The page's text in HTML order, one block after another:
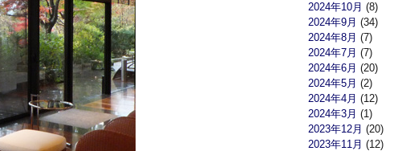
2024年10月 (8)
2024年9月 (34)
2024年8月 (7)
2024年7月 (7)
2024年6月 (20)
2024年5月 (2)
2024年4月 (12)
2024年3月 (1)
2023年12月 (20)
2023年11月 (12)